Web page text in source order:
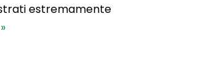
estremamente